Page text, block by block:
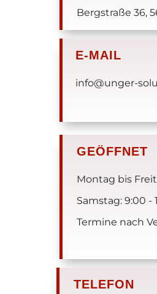
Bergstraße 36,
E-MAIL
info@unger-
GEÖFFNET
Montag bis
Samstag: 9:00 -
Termine nach
TELEFON